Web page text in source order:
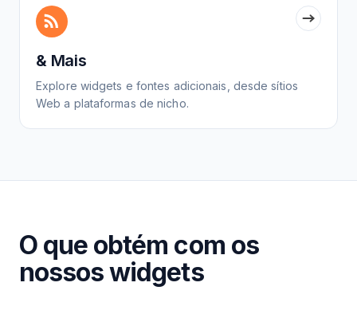
& Mais
Explore widgets e fontes adicionais, desde sítios
Web a plataformas de nicho.
O que obtém com os
nossos widgets